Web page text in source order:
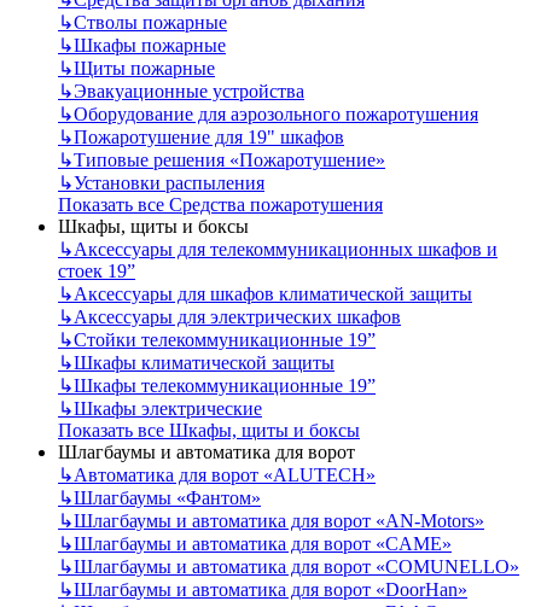
↳Стволы пожарные
↳Шкафы пожарные
↳Щиты пожарные
↳Эвакуационные устройства
↳Оборудование для аэрозольного пожаротушения
↳Пожаротушение для 19" шкафов
↳Типовые решения «Пожаротушение»
↳Установки распыления
Показать все Средства пожаротушения
Шкафы, щиты и боксы
↳Аксессуары для телекоммуникационных шкафов и
стоек 19”
↳Аксессуары для шкафов климатической защиты
↳Аксессуары для электрических шкафов
↳Стойки телекоммуникационные 19”
↳Шкафы климатической защиты
↳Шкафы телекоммуникационные 19”
↳Шкафы электрические
Показать все Шкафы, щиты и боксы
Шлагбаумы и автоматика для ворот
↳Автоматика для ворот «ALUTECH»
↳Шлагбаумы «Фантом»
↳Шлагбаумы и автоматика для ворот «AN-Motors»
↳Шлагбаумы и автоматика для ворот «CAME»
↳Шлагбаумы и автоматика для ворот «COMUNELLO»
↳Шлагбаумы и автоматика для ворот «DoorHan»